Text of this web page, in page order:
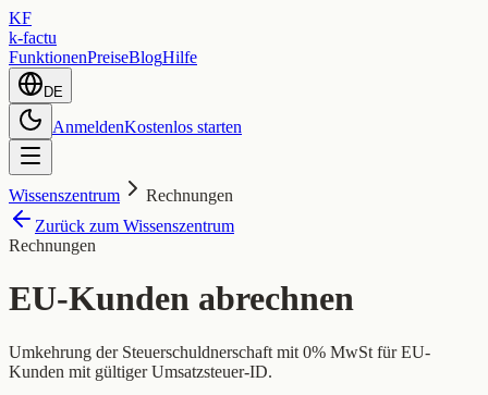
KF
k-factu
FunktionenPreiseBlogHilfe
DE
AnmeldenKostenlos starten
Wissenszentrum
Rechnungen
Zurück zum Wissenszentrum
Rechnungen
EU-Kunden abrechnen
Umkehrung der Steuerschuldnerschaft mit 0% MwSt für EU-
Kunden mit gültiger Umsatzsteuer-ID.